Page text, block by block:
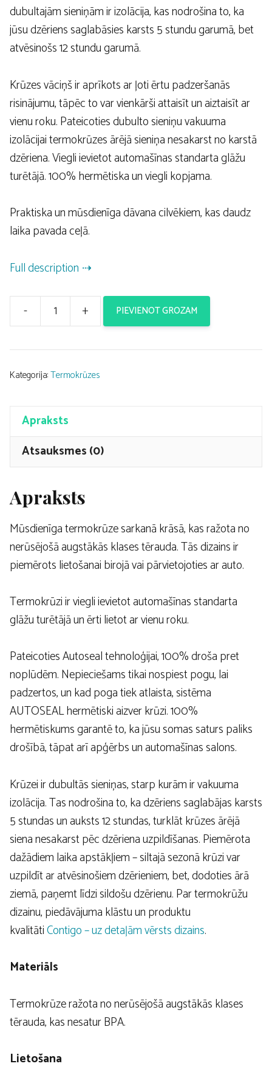
dubultajām sieniņām ir izolācija, kas nodrošina to, ka
jūsu dzēriens saglabāsies karsts 5 stundu garumā, bet
atvēsinošs 12 stundu garumā.
Krūzes vāciņš ir aprīkots ar ļoti ērtu padzeršanās
risinājumu, tāpēc to var vienkārši attaisīt un aiztaisīt ar
vienu roku. Pateicoties dubulto sieniņu vakuuma
izolācijai termokrūzes ārējā sieniņa nesakarst no karstā
dzēriena. Viegli ievietot automašīnas standarta glāžu
turētājā. 100% hermētiska un viegli kopjama.
Praktiska un mūsdienīga dāvana cilvēkiem, kas daudz
laika pavada ceļā.
Full description
-
Termokrūze
West
+ PIEVIENOT GROZAM
Kategorija:Termokrūzes
Apraksts
Atsauksmes (0)
Apraksts
Mūsdienīga termokrūze sarkanā krāsā, kas ražota no
nerūsējošā augstākās klases tērauda. Tās dizains ir
piemērots lietošanai birojā vai pārvietojoties ar auto.
Termokrūzi ir viegli ievietot automašīnas standarta
glāžu turētājā un ērti lietot ar vienu roku.
Pateicoties Autoseal tehnoloģijai, 100% droša pret
noplūdēm. Nepieciešams tikai nospiest pogu, lai
padzertos, un kad poga tiek atlaista, sistēma
AUTOSEAL hermētiski aizver krūzi. 100%
hermētiskums garantē to, ka jūsu somas saturs paliks
drošībā, tāpat arī apģērbs un automašīnas salons.
Krūzei ir dubultās sieniņas, starp kurām ir vakuuma
izolācija. Tas nodrošina to, ka dzēriens saglabājas karsts
5 stundas un auksts 12 stundas, turklāt krūzes ārējā
siena nesakarst pēc dzēriena uzpildīšanas. Piemērota
dažādiem laika apstākļiem – siltajā sezonā krūzi var
uzpildīt ar atvēsinošiem dzērieniem, bet, dodoties ārā
ziemā, paņemt līdzi sildošu dzērienu. Par termokrūžu
dizainu, piedāvājuma klāstu un produktu
kvalitātiContigo – uz detaļām vērsts dizains.
Materiāls
Termokrūze ražota no nerūsējošā augstākās klases
tērauda, kas nesatur BPA.
Lietošana